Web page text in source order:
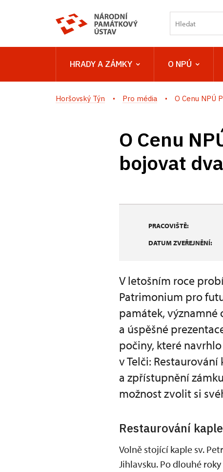
HRADY A ZÁMKY O NPÚ
Horšovský Týn Pro média O Cenu NPÚ
O Cenu
bojovat
PRACOVIŠTĚ:
DATUM ZVEŘEJNĚNÍ:
V letošním roce
Patrimonium pro
památek,
a úspěšné
počiny, které
v Telči:
a zpřístupnění
možnost zvolit si
Restaurování
Volně stojící kaple sv.
Jihlavsku. Po dlouhé